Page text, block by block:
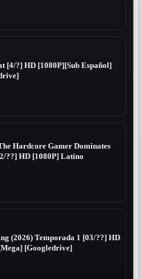
Español]
Hardcore Gamer Dominates
??] HD [1080P] Latino
(2026) Temporada 1 [03/??] HD
[Googledrive]